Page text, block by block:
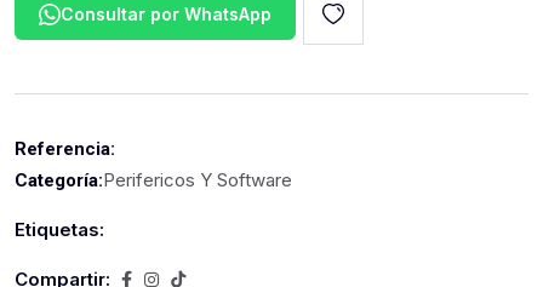
Consultar por WhatsApp
Referencia:
Categoría:Perifericos Y Software
Etiquetas:
Compartir: